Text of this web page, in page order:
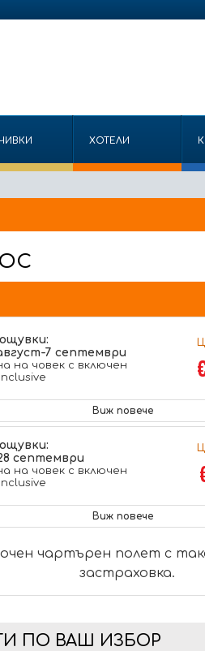
ХОТЕЛИ
7 септември
на човек с включен
Виж повече
септември
на човек с включен
Виж повече
чартърен полет с
застраховка.
ПО ВАШ ИЗБОР